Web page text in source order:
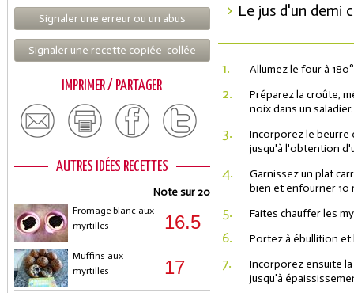
Signaler une erreur ou un abus
Signaler une recette copiée-collée
IMPRIMER / PARTAGER
AUTRES IDÉES RECETTES
Note sur 20
Fromage blanc aux
myrtilles
16.5
Muffins aux
myrtilles
17
Le jus d'un demi
1. Allumez le four à
2.
Préparez la croûte,
noix dans un saladier.
3.
Incorporez le beurre
jusqu'à l'obtention
4.
Garnissez un plat
bien et enfourner 10
5. Faites chauffer les
6. Portez à ébullition et
7.
Incorporez ensuite la
jusqu'à